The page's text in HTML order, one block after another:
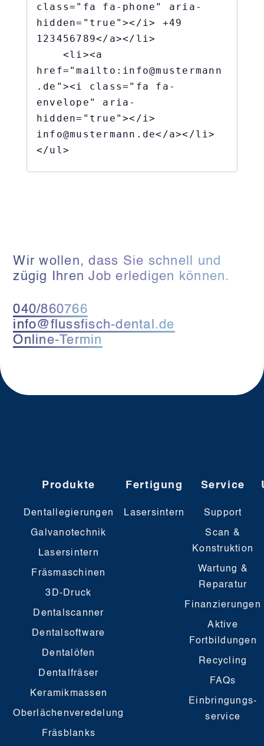
class="fa fa-phone" aria-
hidden="true"></i> +49
123456789</a></li>
href="mailto:info@mustermann
.de"><i class="fa fa-
envelope" aria-
hidden="true"></i>
info@mustermann.de</a></li>
</ul>
Wir wollen, dass Sie schnell und
zügig Ihren Job erledigen können.
040/860766
info@flussfisch-dental.de
Online-Termin
Produkte
Dentallegierungen
Galvanotechnik
Lasersintern
Fräsmaschinen
3D-Druck
Dentalscanner
Dentalsoftware
Dentalöfen
Dentalfräser
Keramikmassen
Oberlächenveredelung
Fräsblanks
Fertigung
Lasersintern
Service
Support
Scan &
Konstruktion
Wartung &
Reparatur
Finanzierungen
Aktive
Fortbildungen
Recycling
FAQs
Einbringungs-
service